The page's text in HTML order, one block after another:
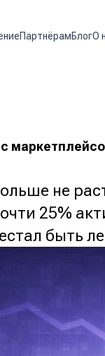
ПартнёрамБлогО
не
25%
быть